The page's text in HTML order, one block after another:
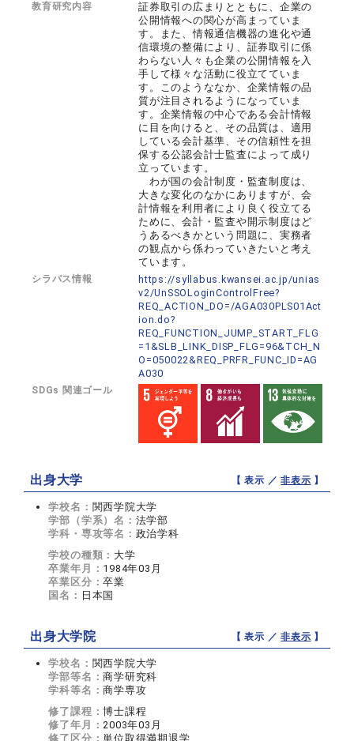
教育研究内容
証券取引の広まりとともに、企業の
公開情報への関心が高まっていま
す。また、情報通信機器の進化や通
信環境の整備により、証券取引に係
わらない人々も企業の公開情報を入
手して様々な活動に役立てていま
す。このようななか、企業情報の品
質が注目されるようになっていま
す。企業情報の中心である会計情報
に目を向けると、その品質は、適用
している会計基準、その信頼性を担
保する公認会計士監査によって成り
立っています。
わが国の会計制度・監査制度は、
大きな変化のなかにありますが、会
計情報を利用者により良く役立てる
ために、会計・監査や開示制度はど
うあるべきかという問題に、実務者
の観点から係わっていきたいと考え
ています。
シラバス情報
https://syllabus.kwansei.ac.jp/unias
v2/UnSSOLoginControlFree?
REQ_ACTION_DO=/AGA030PLS01Act
ion.do?
REQ_FUNCTION_JUMP_START_FLG
=1&SLB_LINK_DISP_FLG=96&TCH_N
O=050022&REQ_PRFR_FUNC_ID=AG
A030
SDGs 関連ゴール
出身大学 【 表示 ／非表示 】
学校名： 関西学院大学
学部（学系）名： 法学部
学科・専攻等名： 政治学科
学校の種類： 大学
卒業年月： 1984年03月
卒業区分：卒業
国名： 日本国
出身大学院 【 表示 ／非表示 】
学校名： 関西学院大学
学部等名：商学研究科
学科等名：商学専攻
修了課程：博士課程
修了年月：2003年03月
修了区分：単位取得満期退学